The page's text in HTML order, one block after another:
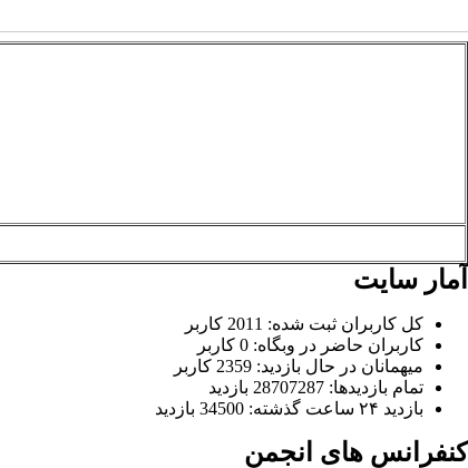
آمار سایت
کل کاربران ثبت شده: 2011 کاربر
کاربران حاضر در وبگاه: 0 کاربر
میهمانان در حال بازدید: 2359 کاربر
تمام بازدید‌ها: 28707287 بازدید
بازدید ۲۴ ساعت گذشته: 34500 بازدید
کنفرانس های انجمن